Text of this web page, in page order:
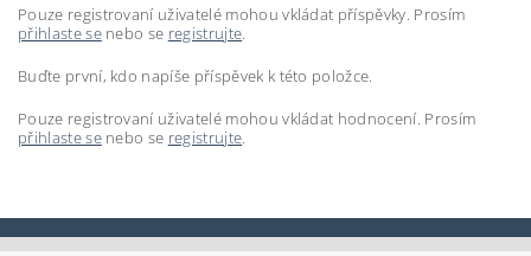
Pouze registrovaní uživatelé mohou vkládat příspěvky. Prosím
přihlaste senebo se registrujte.
Buďte první, kdo napíše příspěvek k této položce.
Pouze registrovaní uživatelé mohou vkládat hodnocení. Prosím
přihlaste senebo se registrujte.